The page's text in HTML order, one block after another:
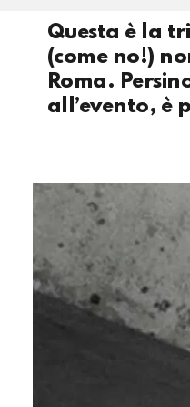
Questa è la
(come no!)
Roma.
all’evento, è